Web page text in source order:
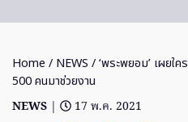
Home / NEWS / ‘พระพยอม’ เผยใค
500 คนมาช่วยงาน
NEWS |
17 พ.ค. 2021